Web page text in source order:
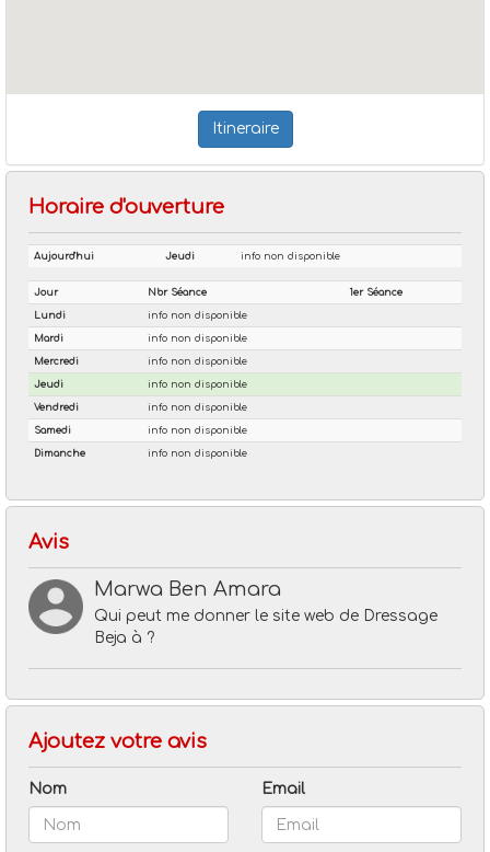
Itineraire
Horaire d'ouverture
Avis
Marwa Ben Amara
Qui peut me donner le site web de Dressage
Beja à ?
Ajoutez votre avis
Nom Email